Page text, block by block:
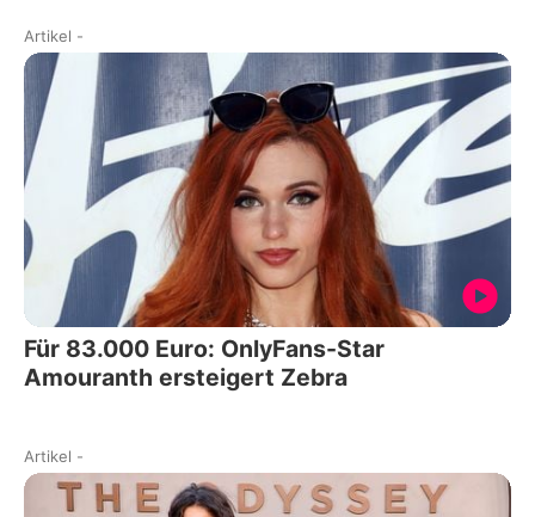
Artikel -
Für 83.000 Euro: OnlyFans-Star
Amouranth ersteigert Zebra
Artikel -